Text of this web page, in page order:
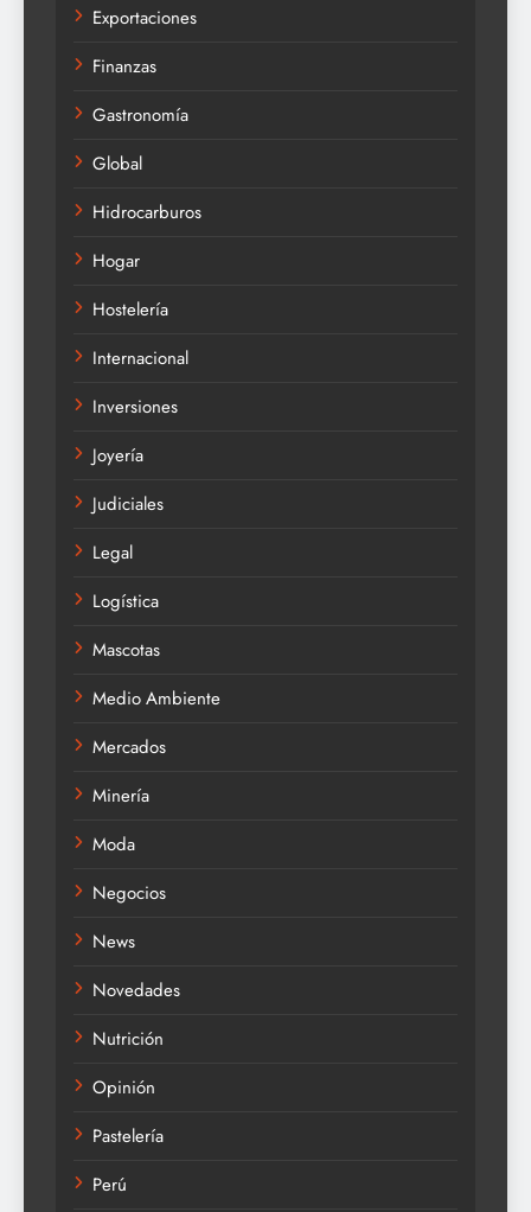
Exportaciones
Finanzas
Gastronomía
Global
Hidrocarburos
Hogar
Hostelería
Internacional
Inversiones
Joyería
Judiciales
Legal
Logística
Mascotas
Medio Ambiente
Mercados
Minería
Moda
Negocios
News
Novedades
Nutrición
Opinión
Pastelería
Perú